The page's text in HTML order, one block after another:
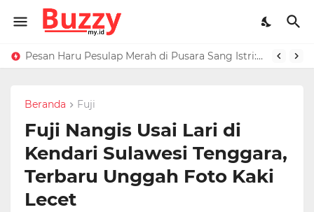
Pesan Haru Pesulap Merah di Pusara Sang Istri: Sekarang Kamu Enggak Perlu Sakit Disuntik Lagi
Raffi Ahmad Masih di LN, Kirim Rp 1 M ke Jeje Buat Korban Longsor Bandung Barat
Beranda Fuji
Fuji Nangis Usai Lari di
Kendari Sulawesi Tenggara,
Terbaru Unggah Foto Kaki
Lecet